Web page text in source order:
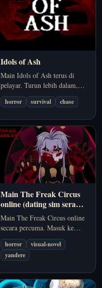
Idols of Ash
Main Idols of Ash terus di
pelayar. Turun lebih dalam,
bergerak lebih laju, dan cuba
bertahan dalam tekanan kejaran
horror survival chase
Main The Freak Circus
online (dating sim seram
18+)
Main The Freak Circus online
secara percuma. Masuk ke
dating sim seram 18+ dengan
Pierrot, Harlequin, obsesi,
persaingan, dan rahsia sarkas
horror
visual-novel
yandere